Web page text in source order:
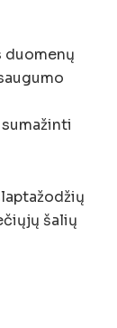
duomenų
šalių